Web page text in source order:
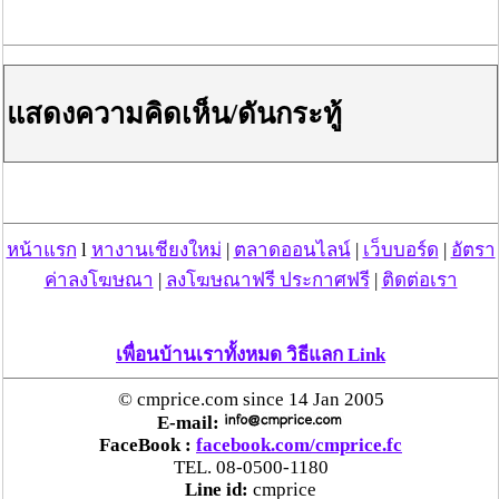
อันดับ ๑ : อาจารย์ อู๋ สมการหรือซินแส อู๋ อยู่แถวช้างเผือก
อำเภอเมือง จังหวัดเชียงใหม่ แกใช้วิชาโหราศาสตร์จีนและ
ฮวงจุ้ย ซึ่งผู้ที่จะดูดวงต้องมีข้อมูล วัน+เดือน+ปีเกิด ที่
ไหมคะ อาจารย์แกตอบว่าใช่เลย เพราะโหราศาสตร์จีนต้อง
คำนวณเชิงลึกและละเอียดอ่อน ซึ่งตัวเราได้พิสูจน์ความ
แม่นยำของ อาจารย์ อู๋ สมการมาแล้ว แกทายทักเราว่า ดวง
กำลังศึกษาต่อ และดวงเหมาะเรียนสายการแพทย์ ทำเราอึ้ง
ไปเลย เพราะทุกวันนี้เราเรียนคณะเภสัชฯ ม.ช. อยู่รู้ได้ยังไง
และอาจารย์ อู๋ แกยังทักก่อนที่เราจะถามอีกว่า กำลังมีปัญหา
แสดงความคิดเห็น/ดันกระทู้
หน้าแรก l หางานเชียงใหม่ | ตลาดออนไลน์| เว็บบอร์ด | อัตรา
ค่าลงโฆษณา | ลงโฆษณาฟรี ประกาศฟรี| ติดต่อเรา
เพื่อนบ้านเราทั้งหมด วิธีแลก Link
© cmprice.com since 14 Jan 2005
E-mail:
FaceBook : facebook.com/cmprice.fc
TEL. 08-0500-1180
Line id: cmprice